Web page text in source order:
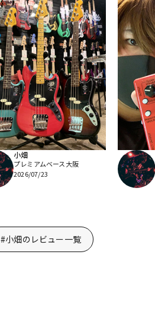
小畑
プレミアムベース大阪
2026/07/23
#小畑のレビュー一覧